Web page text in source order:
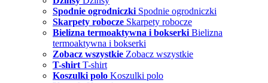
Spodnie ogrodniczki Spodnie ogrodniczki
Skarpety robocze Skarpety robocze
Bielizna termoaktywna i bokserki Bielizna
termoaktywna i bokserki
Zobacz wszystkie Zobacz wszystkie
T-shirt T-shirt
Koszulki polo Koszulki polo